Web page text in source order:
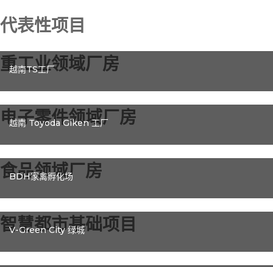
代表性项目
重工业领域厂房
越南TS工厂
电子零件领域厂房
越南 Toyoda Giken 工厂
食品领域厂房
BDH家禽孵化场
智慧都市基础项目
V-Green City 绿城